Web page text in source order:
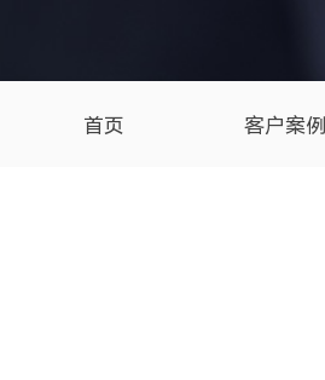
首页 客户案例